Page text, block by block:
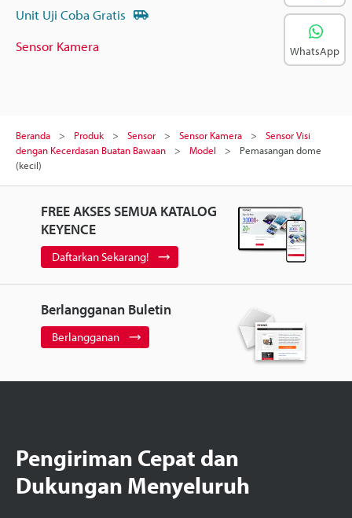
Unit Uji Coba Gratis
Sensor Kamera
Beranda Produk Sensor Sensor Kamera
Sensor Visi
dengan Kecerdasan Buatan Bawaan
Model
Pemasangan dome
(kecil)
FREE AKSES SEMUA KATALOG
KEYENCE
Daftarkan Sekarang!
Berlangganan Buletin
Berlangganan
Pengiriman Cepat dan
Dukungan Menyeluruh
WhatsApp